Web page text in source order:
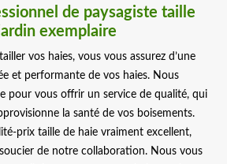
de paysagiste taille
exemplaire
vos haies, vous vous assurez d’une
et performante de vos haies. Nous
pour vous offrir un service de qualité, qui
la santé de vos boisements.
prix taille de haie vraiment excellent,
de notre collaboration. Nous vous